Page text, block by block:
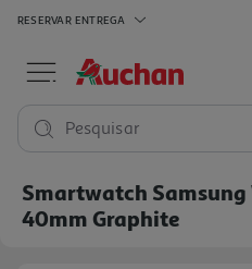
RESERVAR ENTREGA
Pesquisar
Smartwatch
40mm Graphite